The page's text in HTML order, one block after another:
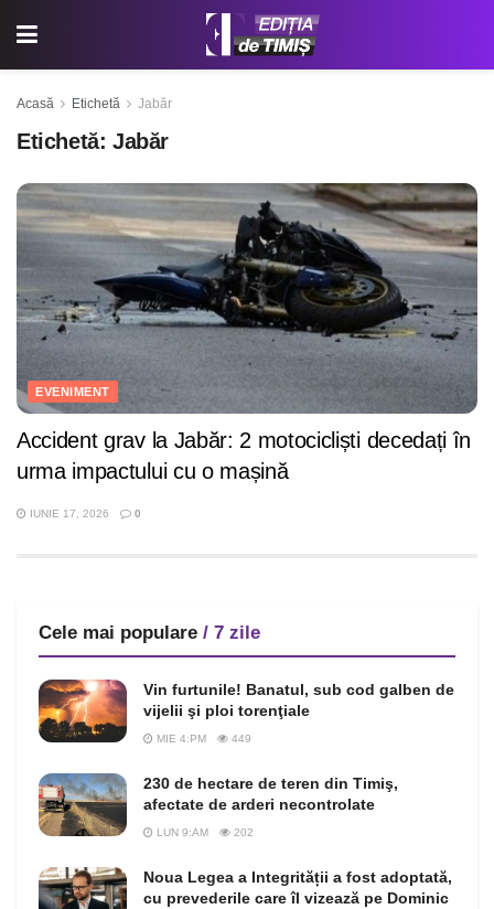
Acasă Etichetă Jabăr
Etichetă: Jabăr
EVENIMENT
Accident grav la Jabăr: 2 motocicliști decedați în
urma impactului cu o mașină
IUNIE 17, 2026 0
Cele mai populare / 7 zile
Vin furtunile! Banatul, sub cod galben de
vijelii şi ploi torenţiale
MIE 4:PM 449
230 de hectare de teren din Timiş,
afectate de arderi necontrolate
LUN 9:AM 202
Noua Legea a Integrității a fost adoptată,
cu prevederile care îl vizează pe Dominic